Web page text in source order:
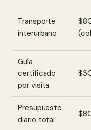
Transporte
interurbano
Guía
certificado
por visita
Presupuesto
diario total